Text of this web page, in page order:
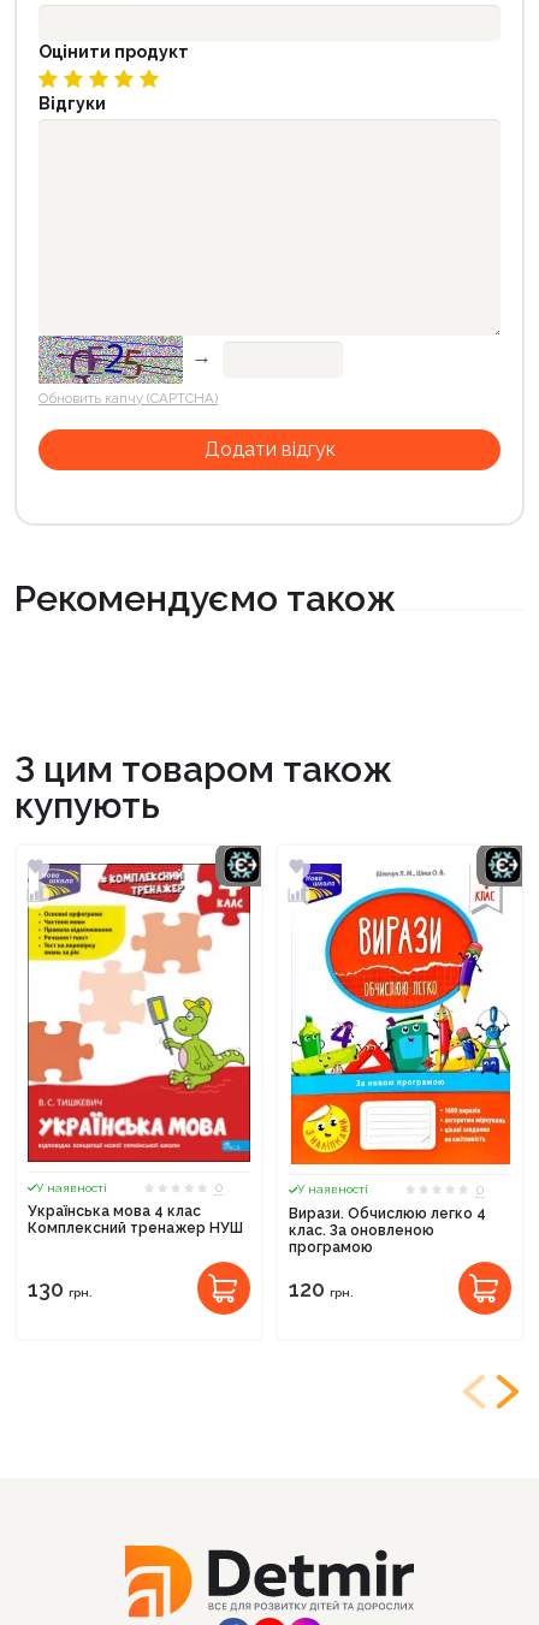
Оцінити продукт
Відгуки
→
Обновить капчу (CAPTCHA)
Рекомендуємо також
З цим товаром також
купують
У наявності
0
Українська мова 4 клас
Комплексний тренажер НУШ
130 грн.
У наявності
0
Вирази. Обчислюю легко 4
клас. За оновленою
програмою
120 грн.